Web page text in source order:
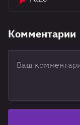
Комментарии